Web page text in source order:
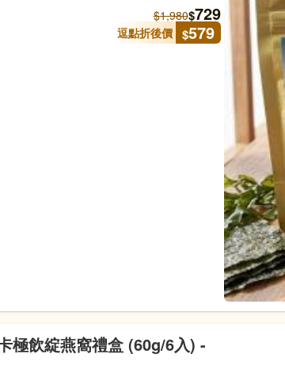
$1,980$729
逗點折後價 $579
極飲綻燕窩禮盒 (60g/6入) -